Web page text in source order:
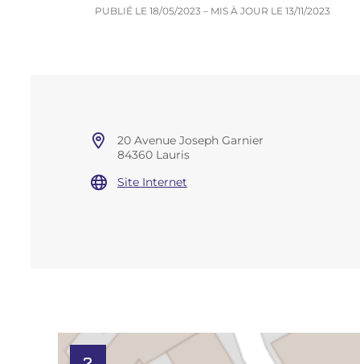
PUBLIÉ LE 18/05/2023 – MIS À JOUR LE 13/11/2023
20 Avenue Joseph Garnier
84360 Lauris
Site Internet